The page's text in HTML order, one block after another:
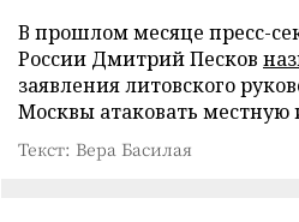
В прошлом месяце пресс-
России Дмитрий Песков
заявления литовского
Москвы атаковать местную
Текст: Вера Басилая